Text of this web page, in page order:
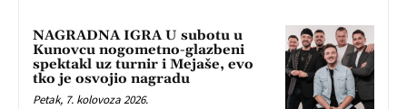
NAGRADNA IGRA U subotu u
Kunovcu nogometno-glazbeni
spektakl uz turnir i Mejaše, evo
tko je osvojio nagradu
Petak, 7. kolovoza 2026.